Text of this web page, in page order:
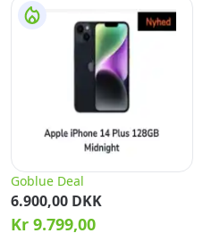
Goblue Deal
6.900,00 DKK
Kr 9.799,00